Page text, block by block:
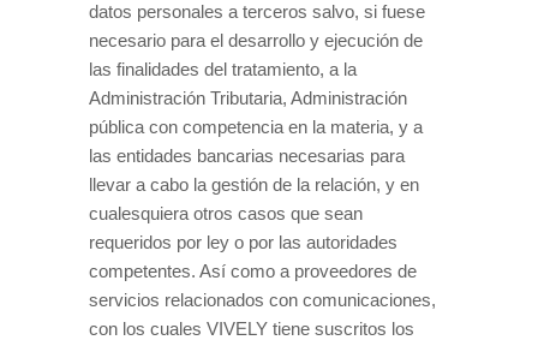
datos personales a terceros salvo, si fuese
necesario para el desarrollo y ejecución de
las finalidades del tratamiento, a la
Administración Tributaria, Administración
pública con competencia en la materia, y a
las entidades bancarias necesarias para
llevar a cabo la gestión de la relación, y en
cualesquiera otros casos que sean
requeridos por ley o por las autoridades
competentes. Así como a proveedores de
servicios relacionados con comunicaciones,
con los cuales VIVELY tiene suscritos los